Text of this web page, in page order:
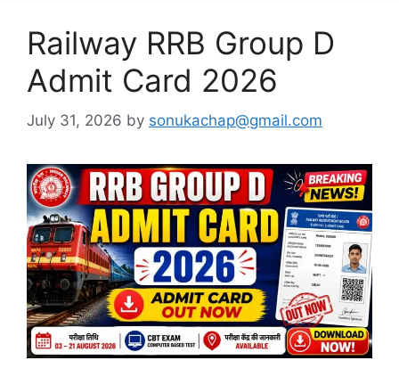
Railway RRB Group D
Admit Card 2026
July 31, 2026 by sonukachap@gmail.com